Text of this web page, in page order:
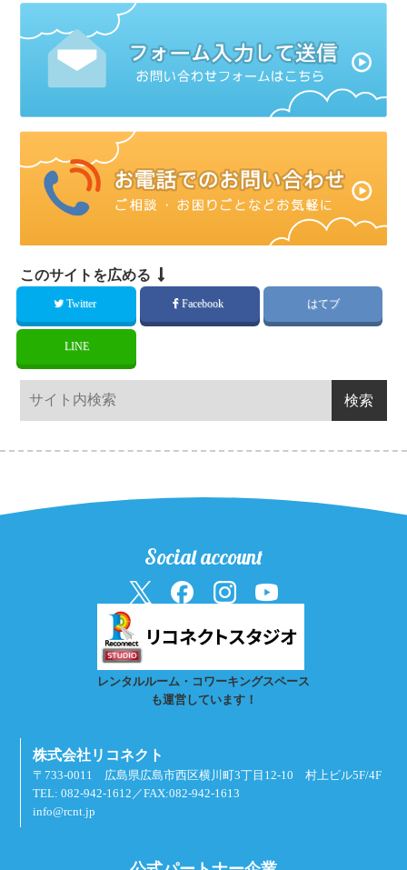
このサイトを広める
Twitter Facebook はてブ
LINE
Social account
レンタルルーム・コワーキングスペース
も運営しています！
株式会社リコネクト
〒733-0011 広島県広島市西区横川町3丁目12-10 村上ビル5F/4F
TEL: 082-942-1612／FAX:082-942-1613
info@rcnt.jp